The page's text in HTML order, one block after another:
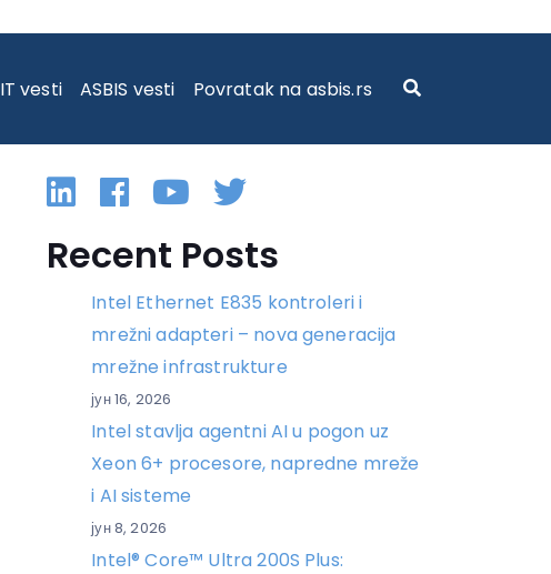
IT vesti ASBIS vesti Povratak na asbis.rs
Linkedin
Facebook
YouTube
Twitter
Recent Posts
Intel Ethernet E835 kontroleri i
mrežni adapteri – nova generacija
mrežne infrastrukture
јун 16, 2026
Intel stavlja agentni AI u pogon uz
Xeon 6+ procesore, napredne mreže
i AI sisteme
јун 8, 2026
Intel® Core™ Ultra 200S Plus: